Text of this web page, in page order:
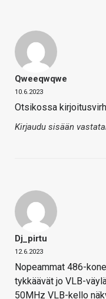
Qweeqwqwe
10.6.2023
Otsikossa
Kirjaudu sisään
Dj_pirtu
12.6.2023
Nopeammat 486-
tykkäävät jo VLB-
50MHz VLB-kello